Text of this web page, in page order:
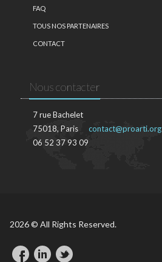
FAQ
TOUS NOS PARTENAIRES
CONTACT
Nous contacter
7 rue Bachelet
75018, Paris
06 52 37 93 09
contact@proarti.org
2026 © All Rights Reserved.